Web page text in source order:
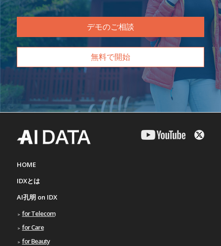
デモのご相談
無料で開始
HOME
IDXとは
AI孔明 on IDX
for Telecom
for Care
for Beauty